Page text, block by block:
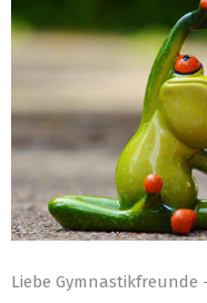
Liebe Gymnastikfreunde